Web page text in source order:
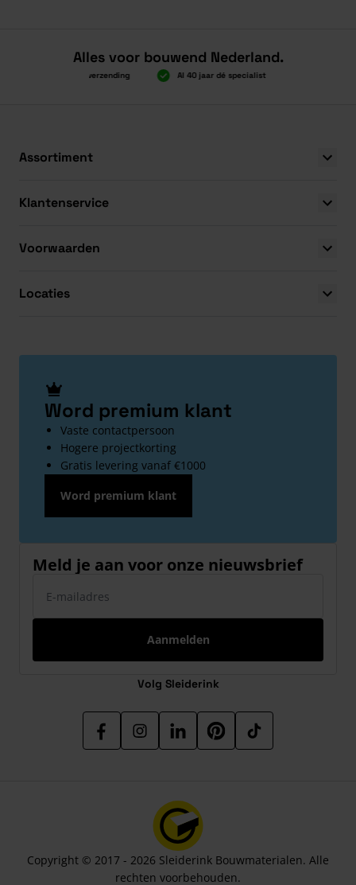
Alles voor bouwend Nederland.
Boven 2.000 gratis verzending Al 40 jaar dé specialist
Assortiment
Klantenservice
Voorwaarden
Locaties
Word premium klant
Vaste contactpersoon
Hogere projectkorting
Gratis levering vanaf €1000
Word premium klant
Meld je aan voor onze nieuwsbrief
Aanmelden
Volg Sleiderink
Copyright © 2017 - 2026 Sleiderink Bouwmaterialen. Alle
rechten voorbehouden.